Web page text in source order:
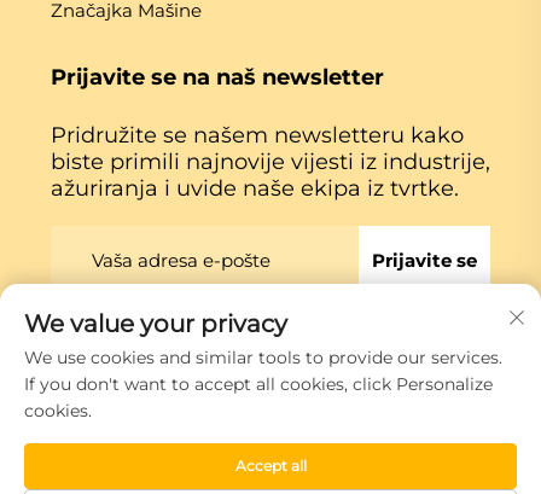
Značajka Mašine
Prijavite se na naš newsletter
Pridružite se našem newsletteru kako
biste primili najnovije vijesti iz industrije,
ažuriranja i uvide naše ekipa iz tvrtke.
Prijavite se
Autorska prava © Xiamen Globe Machine Co.,ltd.
Politika
privatnosti
We value your privacy
We use cookies and similar tools to provide our services.
If you don't want to accept all cookies, click Personalize
cookies.
Accept all